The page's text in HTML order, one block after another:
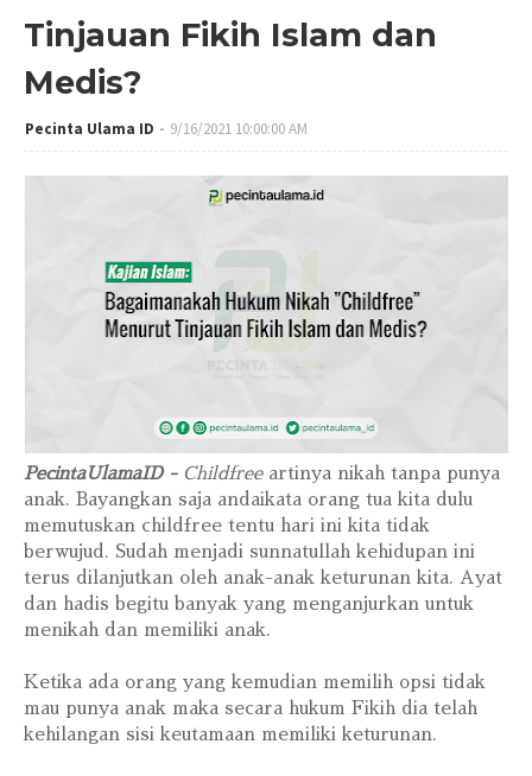
Tinjauan Fikih Islam dan
Medis?
Pecinta Ulama ID 9/16/2021 10:00:00 AM
PecintaUlamaID - Childfree artinya nikah tanpa punya
anak. Bayangkan saja andaikata orang tua kita dulu
memutuskan childfree tentu hari ini kita tidak
berwujud. Sudah menjadi sunnatullah kehidupan ini
terus dilanjutkan oleh anak-anak keturunan kita. Ayat
dan hadis begitu banyak yang menganjurkan untuk
menikah dan memiliki anak.
Ketika ada orang yang kemudian memilih opsi tidak
mau punya anak maka secara hukum Fikih dia telah
kehilangan sisi keutamaan memiliki keturunan.